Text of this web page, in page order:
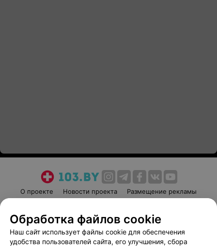
О проекте Новости проекта
Размещение рекламы
Пользовательское соглашение
Способы оплаты
Вакансии
Партнеры
Написать руководителю 103.by
Обработка файлов cookie
Наш сайт использует файлы cookie для обеспечения
удобства пользователей сайта, его улучшения, сбора